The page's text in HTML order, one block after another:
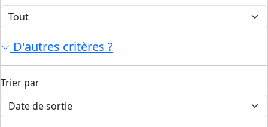
D'autres critères ?
Trier par